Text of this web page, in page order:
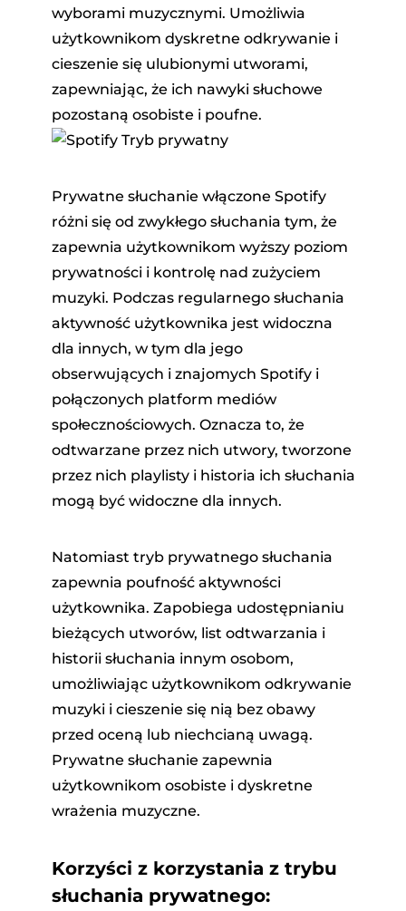
wyborami muzycznymi. Umożliwia
użytkownikom dyskretne odkrywanie i
cieszenie się ulubionymi utworami,
zapewniając, że ich nawyki słuchowe
pozostaną osobiste i poufne.
Prywatne słuchanie włączone Spotify
różni się od zwykłego słuchania tym, że
zapewnia użytkownikom wyższy poziom
prywatności i kontrolę nad zużyciem
muzyki. Podczas regularnego słuchania
aktywność użytkownika jest widoczna
dla innych, w tym dla jego
obserwujących i znajomych Spotify i
połączonych platform mediów
społecznościowych. Oznacza to, że
odtwarzane przez nich utwory, tworzone
przez nich playlisty i historia ich słuchania
mogą być widoczne dla innych.
Natomiast tryb prywatnego słuchania
zapewnia poufność aktywności
użytkownika. Zapobiega udostępnianiu
bieżących utworów, list odtwarzania i
historii słuchania innym osobom,
umożliwiając użytkownikom odkrywanie
muzyki i cieszenie się nią bez obawy
przed oceną lub niechcianą uwagą.
Prywatne słuchanie zapewnia
użytkownikom osobiste i dyskretne
wrażenia muzyczne.
Korzyści z korzystania z trybu
słuchania prywatnego: